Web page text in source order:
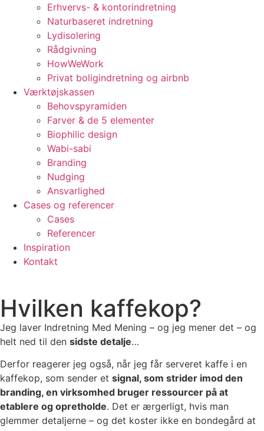
Erhvervs- & kontorindretning
Naturbaseret indretning
Lydisolering
Rådgivning
HowWeWork
Privat boligindretning og airbnb
Værktøjskassen
Behovspyramiden
Farver & de 5 elementer
Biophilic design
Wabi-sabi
Branding
Nudging
Ansvarlighed
Cases og referencer
Cases
Referencer
Inspiration
Kontakt
Hvilken kaffekop?
Jeg laver Indretning Med Mening – og jeg mener det – og
helt ned til den sidste detalje…
Derfor reagerer jeg også, når jeg får serveret kaffe i en
kaffekop, som sender et signal, som strider imod den
branding, en virksomhed bruger ressourcer på at
etablere og opretholde. Det er ærgerligt, hvis man
glemmer detaljerne – og det koster ikke en bondegård at